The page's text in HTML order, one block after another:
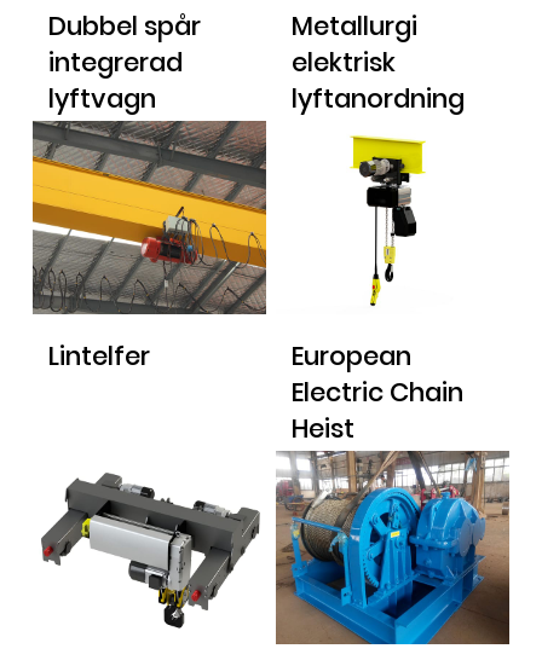
Dubbel spår
integrerad
lyftvagn
Metallurgi
elektrisk
lyftanordning
Lintelfer
European
Electric Chain
Heist